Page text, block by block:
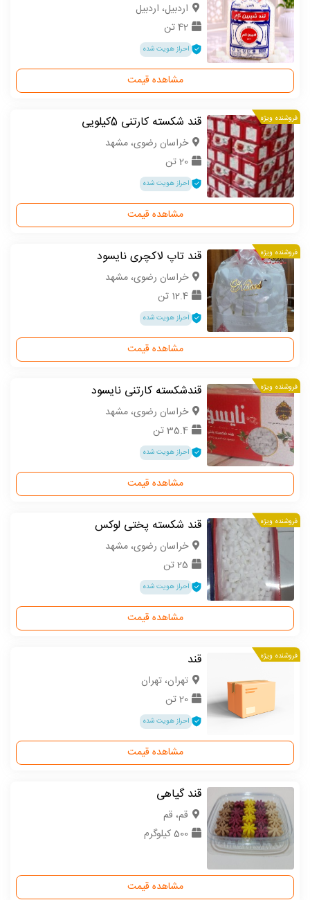
اردبیل، اردبیل
42 تن
احراز هویت شده
مشاهده قیمت
فروشنده ویژه قند شکسته کارتنی 5کیلویی
خراسان رضوی، مشهد
20 تن
احراز هویت شده
مشاهده قیمت
فروشنده ویژه قند تاپ لاکچری نایسود
خراسان رضوی، مشهد
12.4 تن
احراز هویت شده
مشاهده قیمت
فروشنده ویژه قندشکسته کارتنی نایسود
خراسان رضوی، مشهد
35.4 تن
احراز هویت شده
مشاهده قیمت
فروشنده ویژه قند شکسته پختی لوکس
خراسان رضوی، مشهد
25 تن
احراز هویت شده
مشاهده قیمت
فروشنده ویژه قند
تهران، تهران
20 تن
احراز هویت شده
مشاهده قیمت
قند گیاهی
قم، قم
500 کیلوگرم
مشاهده قیمت